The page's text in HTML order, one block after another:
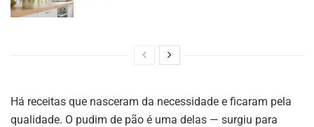
Há receitas que nasceram da necessidade e ficaram pela
qualidade. O pudim de pão é uma delas — surgiu para